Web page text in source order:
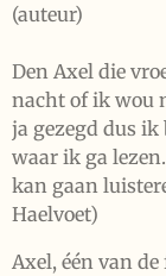
(auteur)
Den Axel die
nacht of ik wou
ja gezegd dus
waar ik ga
kan gaan
Haelvoet)
Axel, één van